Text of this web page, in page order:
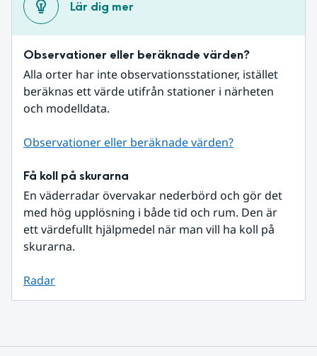
Lär dig mer
Observationer eller beräknade värden?
Alla orter har inte observationsstationer, istället
beräknas ett värde utifrån stationer i närheten
och modelldata.
Observationer eller beräknade värden?
Få koll på skurarna
En väderradar övervakar nederbörd och gör det
med hög upplösning i både tid och rum. Den är
ett värdefullt hjälpmedel när man vill ha koll på
skurarna.
Radar